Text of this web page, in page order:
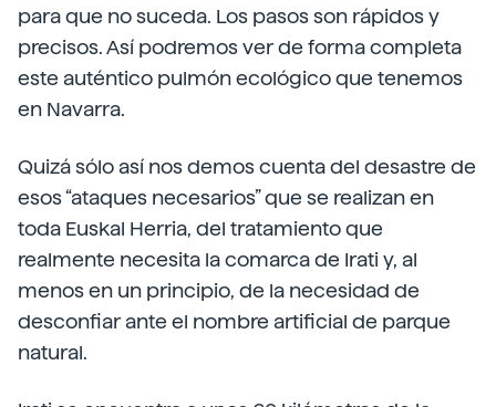
para que no suceda. Los pasos son rápidos y
precisos. Así podremos ver de forma completa
este auténtico pulmón ecológico que tenemos
en Navarra.
Quizá sólo así nos demos cuenta del desastre de
esos “ataques necesarios” que se realizan en
toda Euskal Herria, del tratamiento que
realmente necesita la comarca de Irati y, al
menos en un principio, de la necesidad de
desconfiar ante el nombre artificial de parque
natural.